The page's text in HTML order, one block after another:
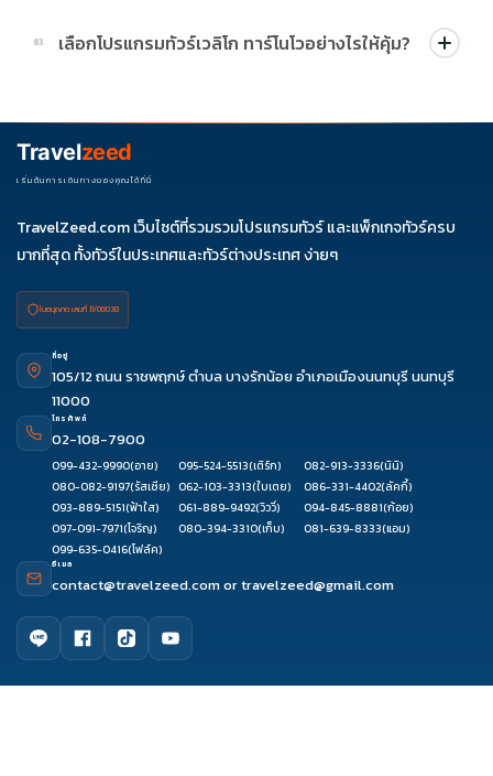
บางโปรแกรมมีโปรผ่อน 0% หรือโปรโมชั่นบัตรเครดิตตามเงื่อนไขที่
บริษัทกำหนด สามารถดูสัญลักษณ์โปรโมชั่นในรายการทัวร์แต่ละ
03 เลือกโปรแกรมทัวร์เวลิโก ทาร์โนโวอย่างไรให้คุ้ม?
ช่วงราคา ไม่ควรเทียบจากราคาต่ำสุดเพียงอย่างเดียว
ดูรีวิว
Travelzeed
เริ่มต้นการเดินทางของคุณได้ที่นี่
TravelZeed.com เว็บไซต์ที่รวมรวมโปรแกรมทัวร์ และแพ็กเกจทัวร์ครบ
มากที่สุด ทั้งทัวร์ในประเทศและทัวร์ต่างประเทศ ง่ายๆ
ใบอนุญาต เลขที่ 11/08038
ที่อยู่
105/12 ถนน ราชพฤกษ์ ตำบล บางรักน้อย อำเภอเมืองนนทบุรี นนทบุรี
11000
โทรศัพท์
02-108-7900
099-432-9990(อาย) 095-524-5513(เติร์ก) 082-913-3336(นินิ)
080-082-9197(รัสเซีย) 062-103-3313(ใบเตย) 086-331-4402(ลัคกี้)
093-889-5151(ฟ้าใส) 061-889-9492(วิววี่) 094-845-8881(ก้อย)
097-091-7971(โจริญ) 080-394-3310(เก็บ) 081-639-8333(แอม)
099-635-0416(โฟล์ค)
อีเมล
contact@travelzeed.comortravelzeed@gmail.com